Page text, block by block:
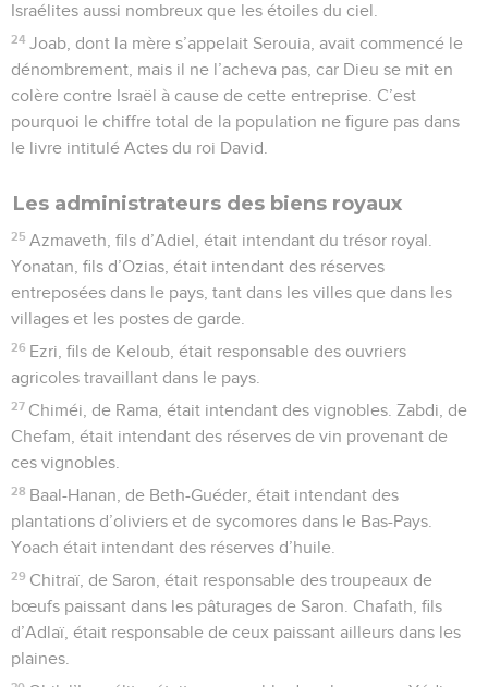
Israélites aussi nombreux que les étoiles du ciel.
24 Joab, dont la mère s’appelait Serouia, avait commencé le
dénombrement, mais il ne l’acheva pas, car Dieu se mit en
colère contre Israël à cause de cette entreprise. C’est
pourquoi le chiffre total de la population ne figure pas dans
le livre intitulé Actes du roi David.
Les administrateurs des biens royaux
25 Azmaveth, fils d’Adiel, était intendant du trésor royal.
Yonatan, fils d’Ozias, était intendant des réserves
entreposées dans le pays, tant dans les villes que dans les
villages et les postes de garde.
26 Ezri, fils de Keloub, était responsable des ouvriers
agricoles travaillant dans le pays.
27 Chiméi, de Rama, était intendant des vignobles. Zabdi, de
Chefam, était intendant des réserves de vin provenant de
ces vignobles.
28 Baal-Hanan, de Beth-Guéder, était intendant des
plantations d’oliviers et de sycomores dans le Bas-Pays.
Yoach était intendant des réserves d’huile.
29 Chitraï, de Saron, était responsable des troupeaux de
bœufs paissant dans les pâturages de Saron. Chafath, fils
d’Adlaï, était responsable de ceux paissant ailleurs dans les
plaines.